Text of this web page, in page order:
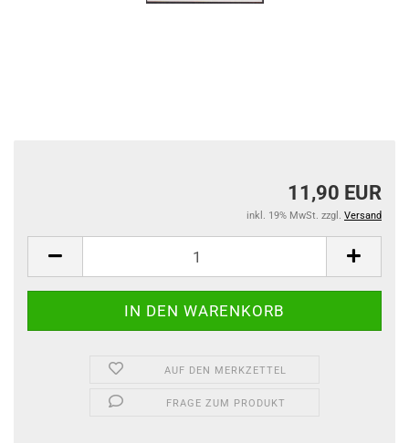
11,90 EUR
inkl. 19% MwSt. zzgl. Versand
AUF DEN MERKZETTEL
FRAGE ZUM PRODUKT